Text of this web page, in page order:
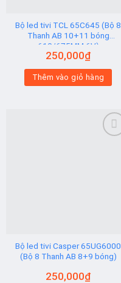
Bộ led tivi TCL 65C645 (Bộ 8
Thanh AB 10+11 bóng
610/675MM 6V)
250,000₫
Thêm vào giỏ hàng
Bộ led tivi Casper 65UG6000
(Bộ 8 Thanh AB 8+9 bóng)
250,000₫